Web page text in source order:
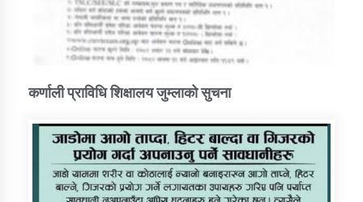
कर्णाली प्राविधि शिक्षालय जुम्लाको सुचना